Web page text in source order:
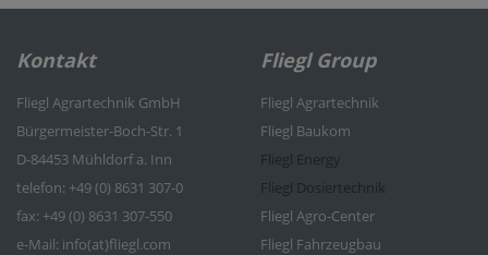
Kontakt
Fliegl Agrartechnik GmbH
Bürgermeister-Boch-Str. 1
D-84453 Mühldorf a. Inn
telefon: +49 (0) 8631 307-0
fax: +49 (0) 8631 307-550
e-Mail: info(at)fliegl.com
Fliegl Group
Fliegl Agrartechnik
Fliegl Baukom
Fliegl Energy
Fliegl Dosiertechnik
Fliegl Agro-Center
Fliegl Fahrzeugbau